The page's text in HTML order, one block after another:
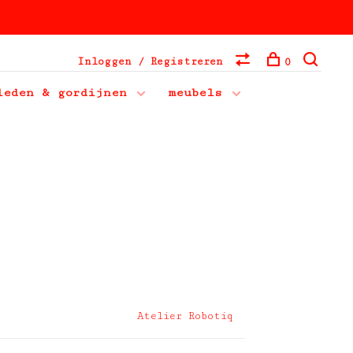
& gordijnen
meubels
Inloggen / Registreren 0
Atelier Robotiq